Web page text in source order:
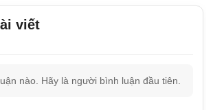
viết
nào. Hãy là người bình luận đầu tiên.